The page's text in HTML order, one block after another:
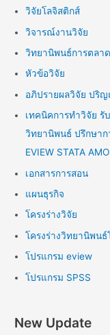
วิจัยโลจิสติกส์
วิจารณ์งานวิจัย
วิทยานิพนธ์การตลาด
หัวข้อวิจัย
อภิปรายผลวิจัย ปริ
เทคนิคการทำวิจัย รั
วิทยานิพนธ์ ปรึกษาก
EVIEW STATA
เอกสารการสอน
แผนธุรกิจ
โครงร่างวิจัย
โครงร่างวิทยานิพนธ์
โปรแกรม eview
โปรแกรม SPSS
New Update